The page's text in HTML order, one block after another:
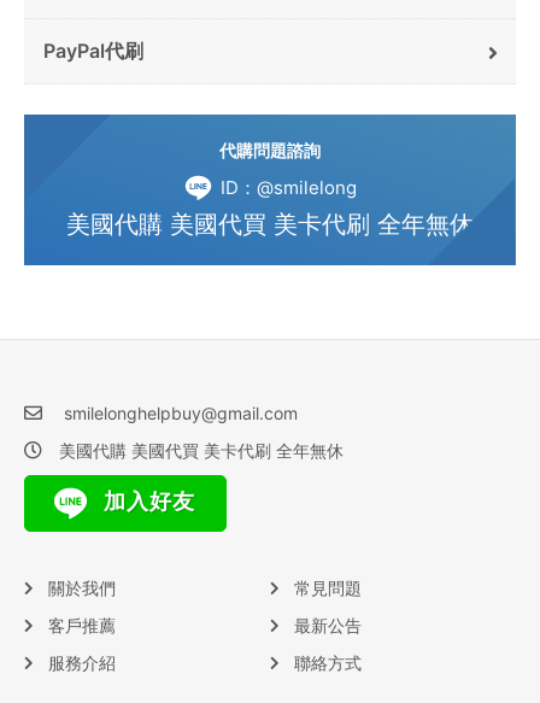
PayPal代刷
代購問題諮詢
ID：@smilelong
美國代購 美國代買 美卡代刷 全年無休
smilelonghelpbuy@gmail.com
美國代購 美國代買 美卡代刷 全年無休
加入好友
關於我們
客戶推薦
服務介紹
常見問題
最新公告
聯絡方式